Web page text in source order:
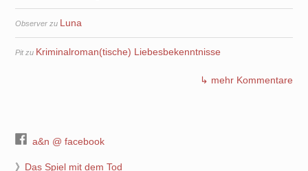
Observer zu Luna
Pitzu Kriminalroman(tische) Liebesbekenntnisse
↳ mehr Kommentare
a&n @ facebook
》 Das Spiel mit dem Tod